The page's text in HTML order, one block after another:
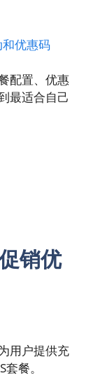
优惠码
配置、优惠
最适合自己
销优
用户提供充
餐。